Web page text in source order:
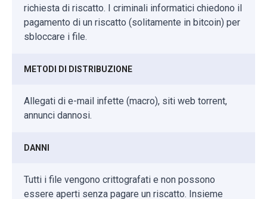
richiesta di riscatto. I criminali informatici chiedono il
pagamento di un riscatto (solitamente in bitcoin) per
sbloccare i file.
METODI DI DISTRIBUZIONE
Allegati di e-mail infette (macro), siti web torrent,
annunci dannosi.
DANNI
Tutti i file vengono crittografati e non possono
essere aperti senza pagare un riscatto. Insieme